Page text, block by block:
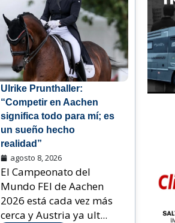
Ulrike Prunthaller:
“Competir en Aachen
significa todo para mí; es
un sueño hecho
realidad”
agosto 8, 2026
El Campeonato del
Mundo FEI de Aachen
2026 está cada vez más
cerca y Austria ya ult...